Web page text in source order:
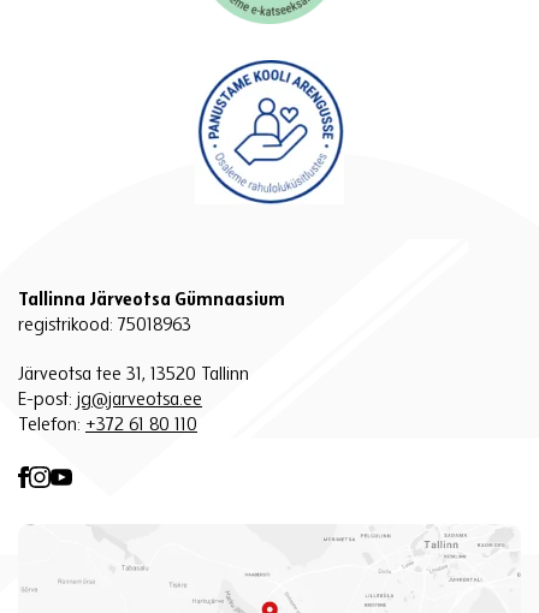
Tallinna Järveotsa Gümnaasium
registrikood: 75018963
Järveotsa tee 31, 13520 Tallinn
E-post: jg@jarveotsa.ee
Telefon: +372 61 80 110